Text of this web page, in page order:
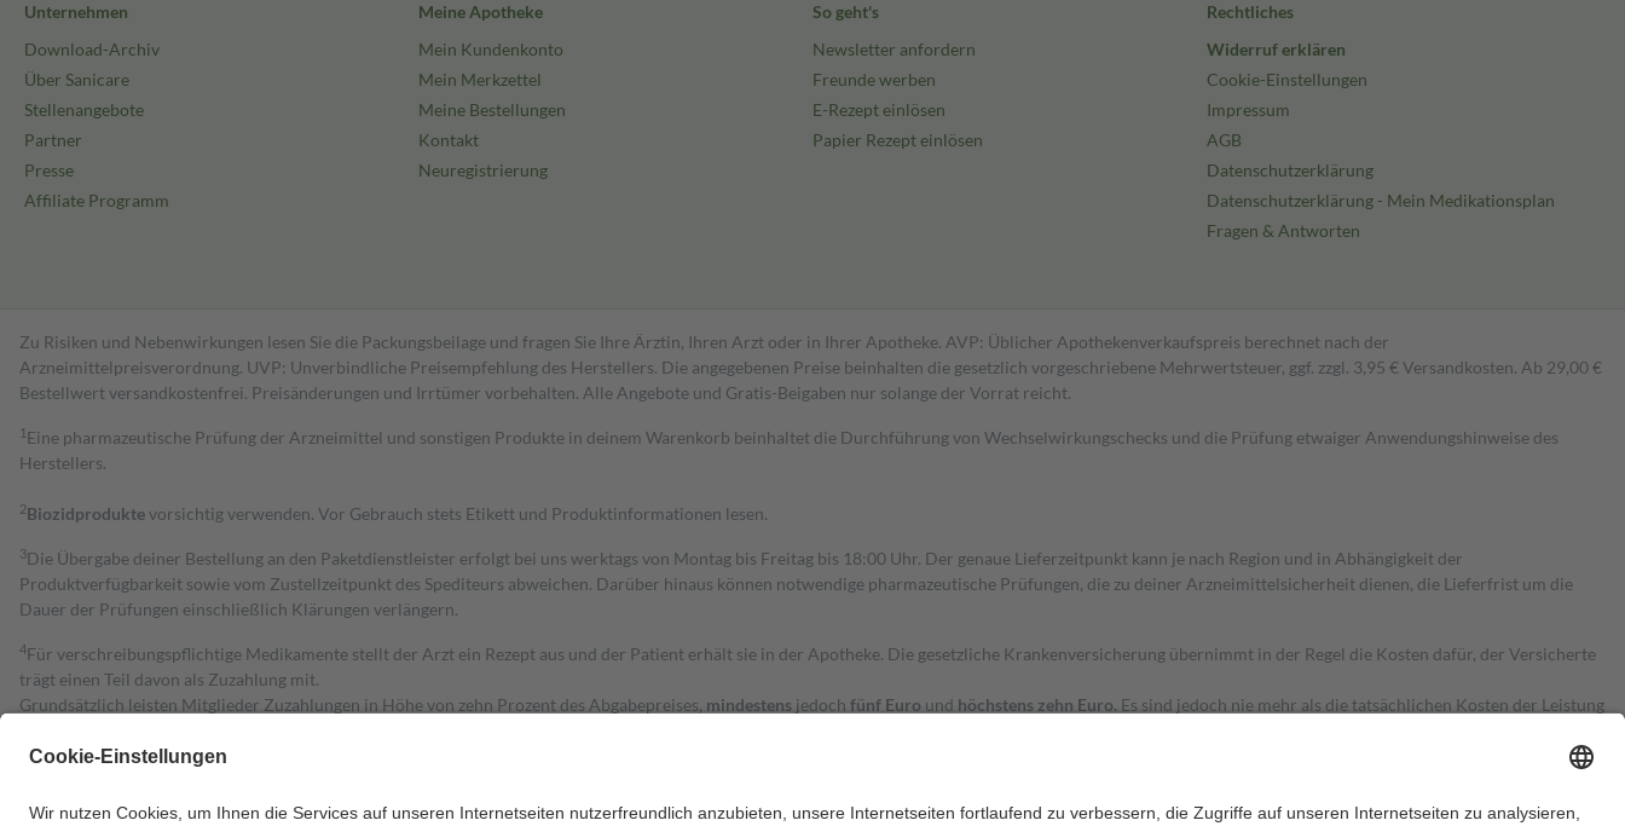
Unternehmen
Download-Archiv
Über Sanicare
Stellenangebote
Partner
Presse
Affiliate Programm
Meine Apotheke
Mein Kundenkonto
Mein Merkzettel
Meine Bestellungen
Kontakt
Neuregistrierung
So geht's
Newsletter anfordern
Freunde werben
E-Rezept einlösen
Papier Rezept einlösen
Rechtliches
Widerruf erklären
Cookie-Einstellungen
Impressum
AGB
Datenschutzerklärung
Datenschutzerklärung - Mein Medikationsplan
Fragen & Antworten
Zu Risiken und Nebenwirkungen lesen Sie die Packungsbeilage und fragen Sie Ihre Ärztin, Ihren Arzt oder in Ihrer Apotheke. AVP: Üblicher Apothekenverkaufspreis berechnet nach der
Arzneimittelpreisverordnung. UVP: Unverbindliche Preisempfehlung des Herstellers. Die angegebenen Preise beinhalten die gesetzlich vorgeschriebene Mehrwertsteuer, ggf. zzgl. 3,95 € Versandkosten. Ab 29,00 €
Bestell­wert versand­kosten­frei. Preisänderungen und Irrtümer vorbehalten. Alle Angebote und Gratis-Beigaben nur solange der Vorrat reicht.
1 Eine pharmazeutische Prüfung der Arzneimittel und sonstigen Produkte in deinem Warenkorb beinhaltet die Durchführung von Wechselwirkungschecks und die Prüfung etwaiger Anwendungshinweise des
Herstellers.
2Biozidproduktevorsichtig verwenden. Vor Gebrauch stets Etikett und Produktinformationen lesen.
3Die Übergabe deiner Bestellung an den Paketdienstleister erfolgt bei uns werktags von Montag bis Freitag bis 18:00 Uhr. Der genaue Lieferzeitpunkt kann je nach Region und in Abhängigkeit der
Produktverfügbarkeit sowie vom Zustellzeitpunkt des Spediteurs abweichen. Darüber hinaus können notwendige pharmazeutische Prüfungen, die zu deiner Arzneimittelsicherheit dienen, die Lieferfrist um die
Dauer der Prüfungen einschließlich Klärungen verlängern.
4Für verschreibungspflichtige Medikamente stellt der Arzt ein Rezept aus und der Patient erhält sie in der Apotheke. Die gesetzliche Krankenversicherung übernimmt in der Regel die Kosten dafür, der Versicherte
trägt einen Teil davon als Zuzahlung mit.
Grundsätzlich leisten Mitglieder Zuzahlungen in Höhe von zehn Prozent des Abgabepreises, mindestens jedoch fünf Euro und höchstens zehn Euro. Es sind jedoch nie mehr als die tatsächlichen Kosten der Leistung
Diese Regeln gelten grundsätzlich auch für Online-Apotheken.
Um das Engagement der Versicherten für ihre eigene Gesundheit zu stärken und die besondere Stellung der Familie zu unterstützen, fallenkeine Zuzahlungen an bei: